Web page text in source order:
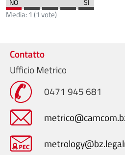
Media:1 (1 vote)
Contatto
Ufficio Metrico
0471 945 681